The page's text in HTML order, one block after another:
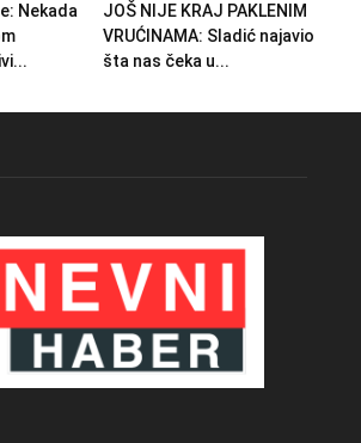
Nekada
JOŠ NIJE KRAJ PAKLENIM
VRUĆINAMA: Sladić najavio
šta nas čeka u...